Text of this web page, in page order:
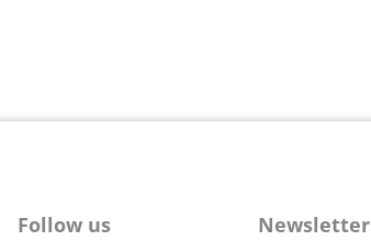
Follow us Newsletter